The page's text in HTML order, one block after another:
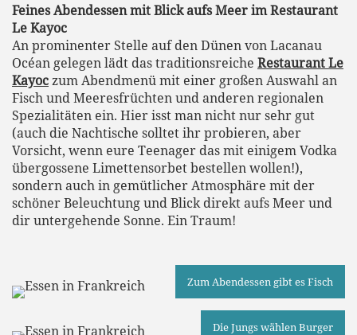
Feines Abendessen mit Blick aufs Meer im Restaurant
Le Kayoc
An prominenter Stelle auf den Dünen von Lacanau
Océan gelegen lädt das traditionsreiche Restaurant Le
Kayoczum Abendmenü mit einer großen Auswahl an
Fisch und Meeresfrüchten und anderen regionalen
Spezialitäten ein. Hier isst man nicht nur sehr gut
(auch die Nachtische solltet ihr probieren, aber
Vorsicht, wenn eure Teenager das mit einigem Vodka
übergossene Limettensorbet bestellen wollen!),
sondern auch in gemütlicher Atmosphäre mit der
schöner Beleuchtung und Blick direkt aufs Meer und
dir untergehende Sonne. Ein Traum!
Zum Abendessen gibt es Fisch
Die Jungs wählen Burger